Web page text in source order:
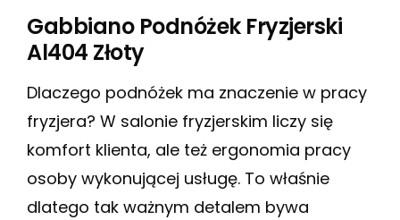
Gabbiano Podnóżek Fryzjerski
Al404 Złoty
Dlaczego podnóżek ma znaczenie w pracy
fryzjera? W salonie fryzjerskim liczy się
komfort klienta, ale też ergonomia pracy
osoby wykonującej usługę. To właśnie
dlatego tak ważnym detalem bywa